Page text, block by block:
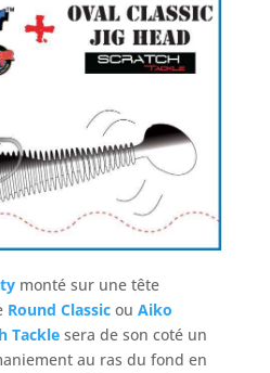
monté sur une tête
Round Classicou Aiko
Tacklesera de son coté un
au ras du fond en